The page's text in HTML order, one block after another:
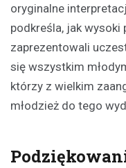
oryginalne
podkreśla, jak
zaprezentowali
się wszystkim
którzy z wielkim
młodzież do tego